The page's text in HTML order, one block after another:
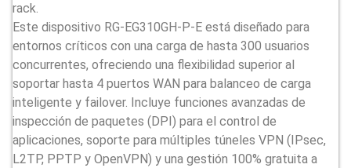
rack.
Este dispositivo RG-EG310GH-P-E está diseñado para
entornos críticos con una carga de hasta 300 usuarios
concurrentes, ofreciendo una flexibilidad superior al
soportar hasta 4 puertos WAN para balanceo de carga
inteligente y failover. Incluye funciones avanzadas de
inspección de paquetes (DPI) para el control de
aplicaciones, soporte para múltiples túneles VPN (IPsec,
L2TP, PPTP y OpenVPN) y una gestión 100% gratuita a